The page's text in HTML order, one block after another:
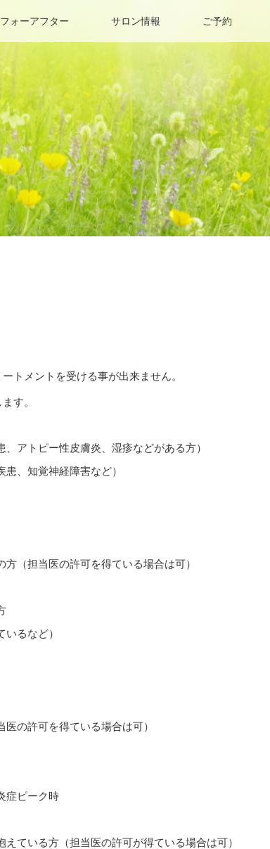
ォーアフター サロン情報 ご予約
トメントを受ける事が出来ません。
す。
アトピー性皮膚炎、湿疹などがある方）
、知覚神経障害など）
（担当医の許可を得ている場合は可）
るなど）
の許可を得ている場合は可）
症ピーク時
ている方（担当医の許可が得ている場合は可）